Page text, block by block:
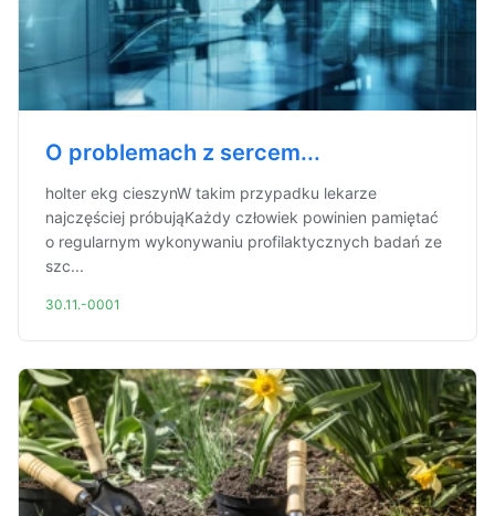
O problemach z sercem...
holter ekg cieszynW takim przypadku lekarze
najczęściej próbująKażdy człowiek powinien pamiętać
o regularnym wykonywaniu profilaktycznych badań ze
szc...
30.11.-0001